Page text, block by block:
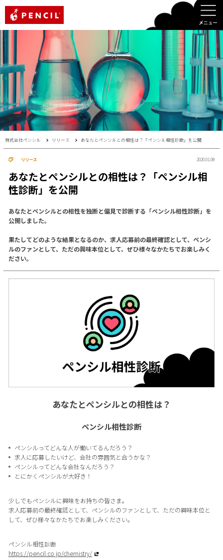
株式会社ペンシル リリース あなたとペンシルとの相性は？「ペンシル相性診断」を公開
リリース 2020.01.08
あなたとペンシルとの相性は？「ペンシル相
性診断」を公開
あなたとペンシルとの相性を独断と偏見で診断する「ペンシル相性診断」を
公開しました。
果たしてどのような結果となるのか、求人応募前の最終確認として、ペンシ
ルのファンとして、ただの興味本位として、ぜひ様々なかたちでお楽しみく
ださい。
あなたとペンシルとの相性は？
ペンシル相性診断
ペンシルってどんな人が働いてるんだろう？
求人に応募したいけど、会社の雰囲気と合うかな？
ペンシルってどんな会社なんだろう？
とにかくペンシルが大好き！
少しでもペンシルに興味をお持ちの皆さま。
求人応募前の最終確認として、ペンシルのファンとして、ただの興味本位と
して、ぜひ様々なかたちでお楽しみください。
ペンシル相性診断
https://pencil.co.jp/chemistry/